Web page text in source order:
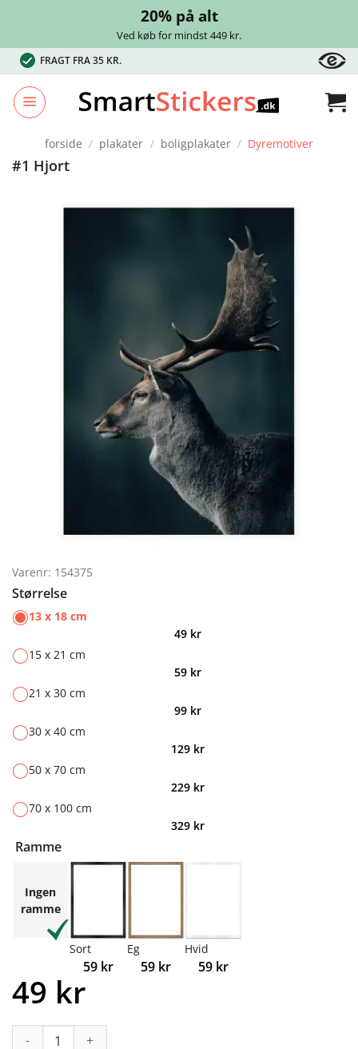
20% på alt
Ved køb for mindst 449 kr.
Fortsæt
til
indhold
FRAGT FRA 35 KR.
forside / plakater / boligplakater / Dyremotiver
#1 Hjort
Varenr: 154375
Størrelse
13 x 18 cm
49 kr
15 x 21 cm
59 kr
21 x 30 cm
99 kr
30 x 40 cm
129 kr
50 x 70 cm
229 kr
70 x 100 cm
329 kr
Ramme
Ingen
ramme
Sort
59 kr
Eg
59 kr
Hvid
59 kr
49 kr
#1 Hjort antal